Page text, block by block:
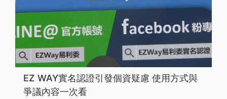
EZ WAY實名認證引發個資疑慮 使用方式與
爭議內容一次看